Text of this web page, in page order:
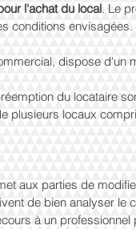
l'achat du local. Le
conditions envisagées.
dispose d'un
du locataire
plusieurs locaux
aux parties de
de bien analyser le
à un